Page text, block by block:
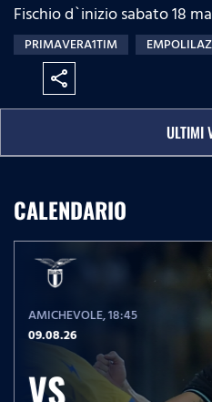
Fischio d`inizio sabato 18
PRIMAVERA1TIM
share
ULTIMI
CALENDARIO
AMICHEVOLE, 18:45
09.08.26
VS